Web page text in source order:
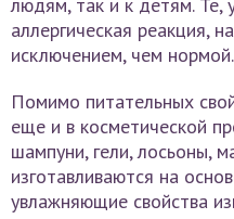
людям, так и к детям. Те,
аллергическая реакция,
исключением, чем нормой.
Помимо питательных
еще и в косметической
шампуни, гели, лосьоны,
изготавливаются на
увлажняющие свойства